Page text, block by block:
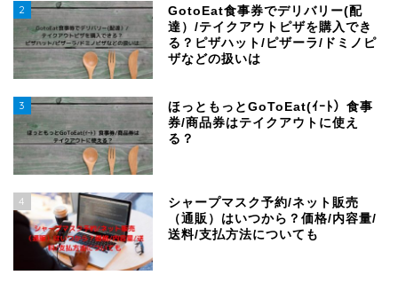
2
GotoEat食事券でデリバリー(配
達）/テイクアウトピザを購入でき
る？ピザハット/ピザーラ/ドミノピ
ザなどの扱いは
3
ほっともっとGoToEat(ｲｰﾄ）食事
券/商品券はテイクアウトに使え
る？
4
シャープマスク予約/ネット販売
（通販）はいつから？価格/内容量/
送料/支払方法についても